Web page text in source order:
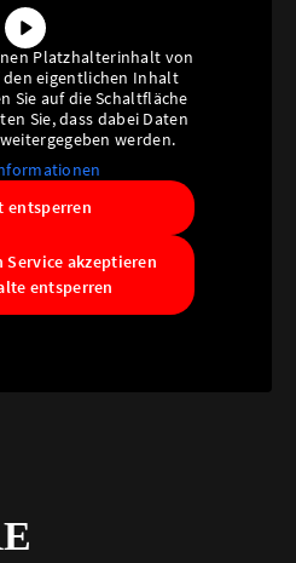
Platzhalterinhalt von
den eigentlichen Inhalt
Sie auf die Schaltfläche
Sie, dass dabei Daten
werden.
entsperren
akzeptieren
entsperren